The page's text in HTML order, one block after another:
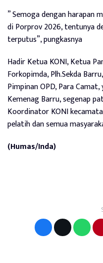
” Semoga dengan harapan
di Porprov 2026, tentunya
terputus”, pungkasnya
Hadir Ketua KONI, Ketua
Forkopimda, Plh.Sekda
Pimpinan OPD, Para
Kemenag Barru, segenap
Koordinator KONI
pelatih dan semua
(Humas/Inda)